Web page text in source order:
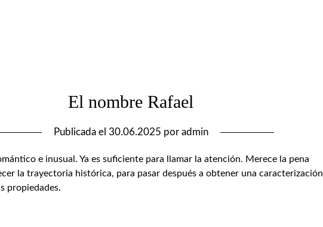
El nombre Rafael
Publicada el 30.06.2025 por admin
e inusual. Ya es suficiente para llamar la atención. Merece la pena
la trayectoria histórica, para pasar después a obtener una caracterización
propiedades.